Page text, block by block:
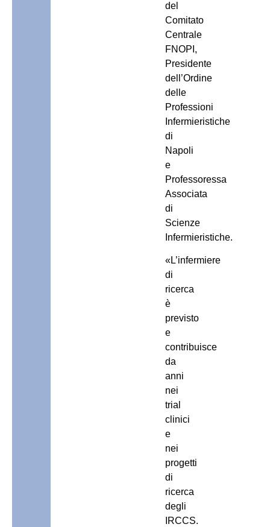
del
Comitato
Centrale
FNOPI,
Presidente
dell’Ordine
delle
Professioni
Infermieristiche
di
Napoli
e
Professoressa
Associata
di
Scienze
Infermieristiche.
«L’infermiere
di
ricerca
è
previsto
e
contribuisce
da
anni
nei
trial
clinici
e
nei
progetti
di
ricerca
degli
IRCCS.